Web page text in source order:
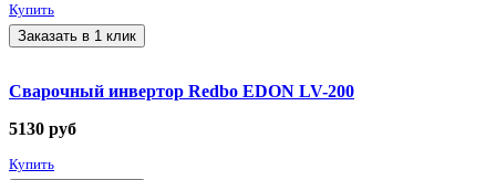
Купить
Заказать в 1 клик
Сварочный инвертор Redbo EDON LV-200
5130 руб
Купить